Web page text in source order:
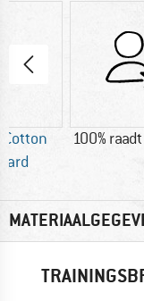
Cotton
100%